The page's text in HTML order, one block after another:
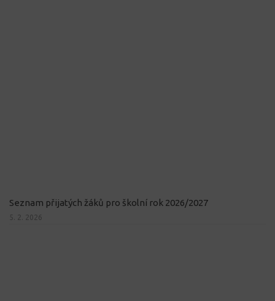
Seznam přijatých žáků pro školní rok 2026/2027
5. 2. 2026